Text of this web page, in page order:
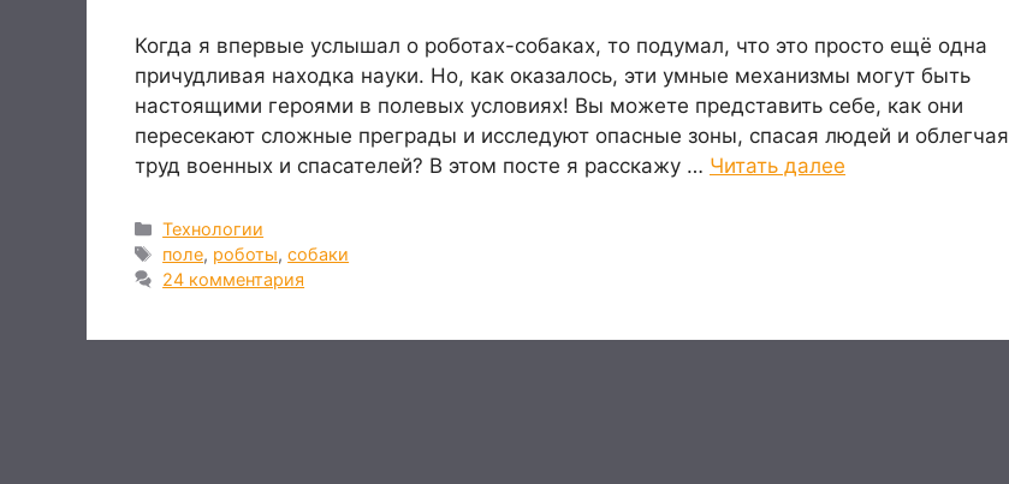
Когда я впервые услышал о роботах-собаках, то подумал, что это просто ещё одна
причудливая находка науки. Но, как оказалось, эти умные механизмы могут быть
настоящими героями в полевых условиях! Вы можете представить себе, как они
пересекают сложные преграды и исследуют опасные зоны, спасая людей и облегчая
труд военных и спасателей? В этом посте я расскажу … Читать далее
Рубрики
Технологии
Метки
поле, роботы,собаки
24 комментария